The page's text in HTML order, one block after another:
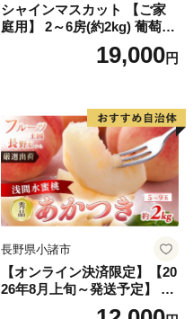
シャインマスカット 【ご家
庭用】 2～6房(約2kg) 葡萄 ぶ
どう ブドウ フルーツ 果物 く
だもの 果実 旬の果物 旬のフ
19,000円
長野県小諸市
【オンライン決済限定】【20
26年8月上旬～発送予定】 先
行予約 「浅間水蜜桃プレミ